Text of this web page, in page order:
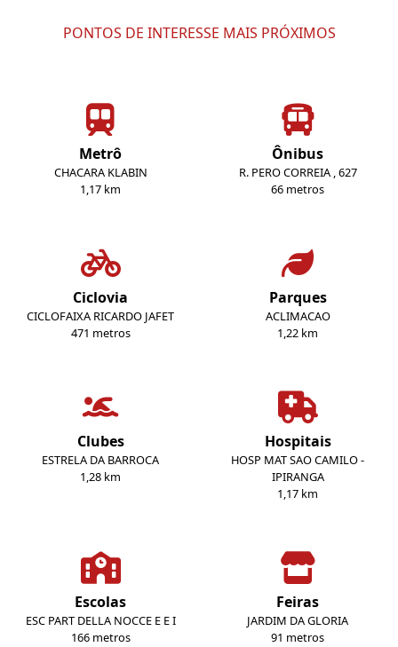
PONTOS DE INTERESSE MAIS PRÓXIMOS
Metrô
CHACARA KLABIN
1,17 km
Ônibus
R. PERO CORREIA , 627
66 metros
Ciclovia
CICLOFAIXA RICARDO JAFET
471 metros
Parques
ACLIMACAO
1,22 km
Clubes
ESTRELA DA BARROCA
1,28 km
Hospitais
HOSP MAT SAO CAMILO -
IPIRANGA
1,17 km
Escolas
ESC PART DELLA NOCCE E E I
166 metros
Feiras
JARDIM DA GLORIA
91 metros